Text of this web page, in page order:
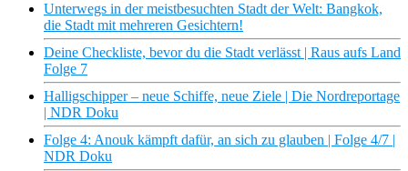
Unterwegs in der meistbesuchten Stadt der Welt: Bangkok,
die Stadt mit mehreren Gesichtern!
Deine Checkliste, bevor du die Stadt verlässt | Raus aufs Land
Folge 7
Halligschipper – neue Schiffe, neue Ziele | Die Nordreportage
| NDR Doku
Folge 4: Anouk kämpft dafür, an sich zu glauben | Folge 4/7 |
NDR Doku